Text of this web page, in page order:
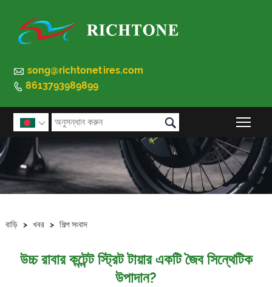
 song@richtonetires.com
 8613793989899
 
বাড়ি > খবর > শিল্প সংবাদ
উচ্চ রাবার কন্টেন্ট স্ট্রিট টায়ার একটি জৈব সিন্থেটিক
উপাদান?